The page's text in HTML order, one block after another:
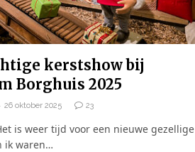
kerstshow bij
Borghuis 2025
26 oktober 2025 23
is weer tijd voor een nieuwe gezellige
ik waren…